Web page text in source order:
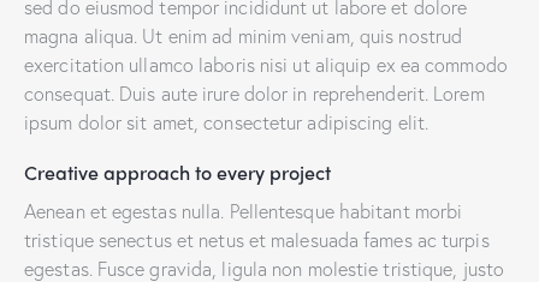
sed do eiusmod tempor incididunt ut labore et dolore
magna aliqua. Ut enim ad minim veniam, quis nostrud
exercitation ullamco laboris nisi ut aliquip ex ea commodo
consequat. Duis aute irure dolor in reprehenderit. Lorem
ipsum dolor sit amet, consectetur adipiscing elit.
Creative approach to every project
Aenean et egestas nulla. Pellentesque habitant morbi
tristique senectus et netus et malesuada fames ac turpis
egestas. Fusce gravida, ligula non molestie tristique, justo